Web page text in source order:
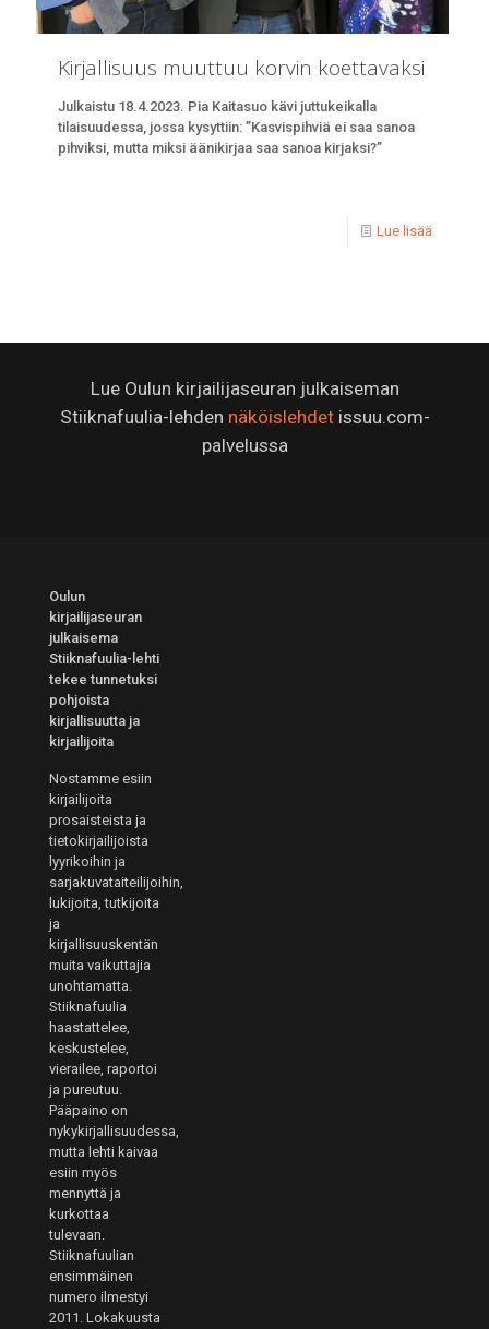
Kirjallisuus muuttuu korvin koettavaksi
Julkaistu 18.4.2023. Pia Kaitasuo kävi juttukeikalla
tilaisuudessa, jossa kysyttiin: ”Kasvispihviä ei saa sanoa
pihviksi, mutta miksi äänikirjaa saa sanoa kirjaksi?”
Lue lisää
Lue Oulun kirjailijaseuran julkaiseman
Stiiknafuulia-lehden näköislehdetissuu.com-
palvelussa
Oulun
kirjailijaseuran
julkaisema
Stiiknafuulia-lehti
tekee tunnetuksi
pohjoista
kirjallisuutta ja
kirjailijoita
Nostamme esiin
kirjailijoita
prosaisteista ja
tietokirjailijoista
lyyrikoihin ja
sarjakuvataiteilijoihin,
lukijoita, tutkijoita
ja
kirjallisuuskentän
muita vaikuttajia
unohtamatta.
Stiiknafuulia
haastattelee,
keskustelee,
vierailee, raportoi
ja pureutuu.
Pääpaino on
nykykirjallisuudessa,
mutta lehti kaivaa
esiin myös
mennyttä ja
kurkottaa
tulevaan.
Stiiknafuulian
ensimmäinen
numero ilmestyi
2011. Lokakuusta